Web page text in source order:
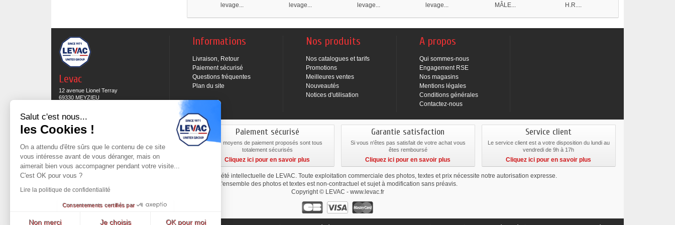
levage...
levage...
levage...
levage...
MÂLE...
H.R....
Levac
12 avenue Lionel Terray
69330 MEYZIEU
Informations
Livraison, Retour
Paiement sécurisé
Questions fréquentes
Plan du site
Nos produits
Nos catalogues et tarifs
Promotions
Meilleures ventes
Nouveautés
Notices d'utilisation
A propos
Qui sommes-nous
Engagement RSE
Nos magasins
Mentions légales
Conditions générales
Contactez-nous
Expédition sous 48H
Commande preparée et mise en expédition sous
48h sous réserve des produits en stock.
Cliquez ici pour en savoir plus
Paiement sécurisé
Les moyens de paiement proposés sont tous
totalement sécurisés
Cliquez ici pour en savoir plus
Garantie satisfaction
Si vous n'êtes pas satisfait de votre achat vous
êtes remboursé
Cliquez ici pour en savoir plus
Service client
Le service client est a votre disposition du lundi au
vendredi de 9h à 17h
Cliquez ici pour en savoir plus
Tout le contenu de ce site est la propriété intellectuelle de LEVAC. Toute exploitation commerciale des photos, textes et prix nécessite notre autorisation expresse.
L'ensemble des photos et textes est non-contractuel et sujet à modification sans préavis.
Copyright © LEVAC - www.levac.fr
Salut c'est nous...
les Cookies !
On a attendu d'être sûrs que le contenu de ce site
vous intéresse avant de vous déranger, mais on
aimerait bien vous accompagner pendant votre visite...
C'est OK pour vous ?
Lire la politique de confidentialité
Consentements certifiés par
Non merci Je choisis OK pour moi